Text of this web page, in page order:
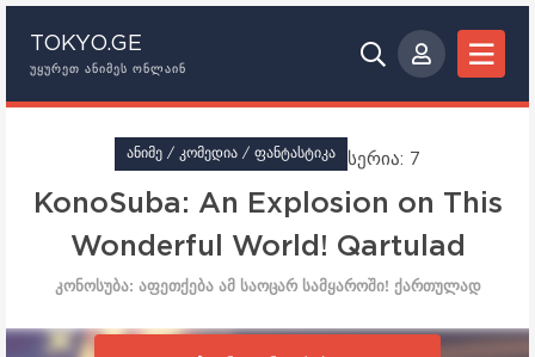
TOKYO.GE
ᲣᲧᲣᲠᲔᲗ ᲐᲜᲘᲛᲔᲡ ᲝᲜᲚᲐᲘᲜ
ᲐᲜᲘᲛᲔ / ᲙᲝᲛᲔᲓᲘᲐ / ᲤᲐᲜᲢᲐᲡᲢᲘᲙᲐ სერია: 7
KonoSuba: An Explosion on This
Wonderful World! Qartulad
კონოსუბა: აფეთქება ამ საოცარ სამყაროში! ქართულად